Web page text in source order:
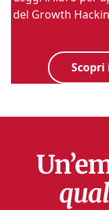
del Growth